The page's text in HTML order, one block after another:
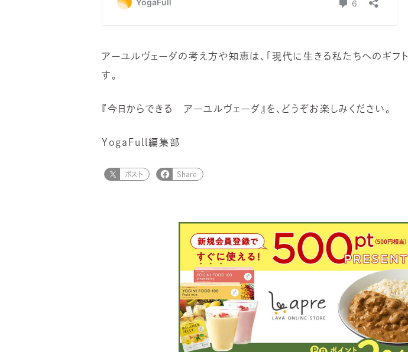
アーユルヴェーダの考え方や知恵は、「現代に生きる私たちへのギフト
す。
『今日からできる アーユルヴェーダ』を、どうぞお楽しみください。
YogaFull編集部
ポスト Share